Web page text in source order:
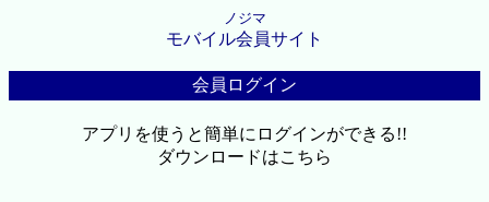
ノジマ
モバイル会員サイト
会員ログイン
アプリを使うと簡単にログインができる!!
ダウンロードはこちら